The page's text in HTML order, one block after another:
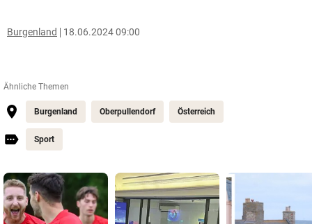
Burgenland 18.06.2024 09:00
Ähnliche Themen
Burgenland Oberpullendorf Österreich
Sport